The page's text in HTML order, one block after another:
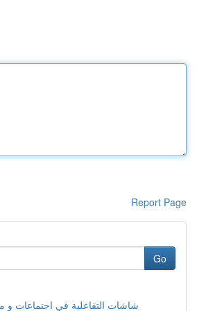
Report Page
Go
شاشات التفاعلية في اجتماعات و